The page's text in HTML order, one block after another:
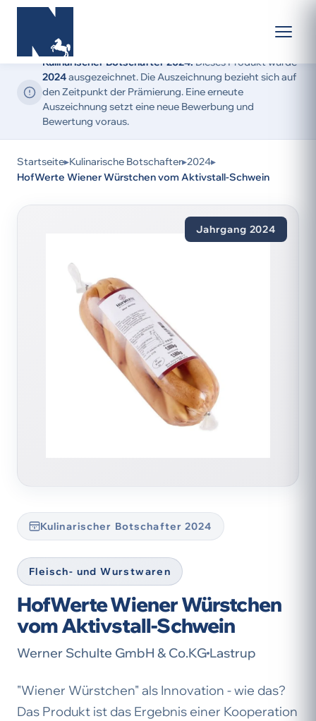
Kulinarischer Botschafter 2024:Dieses Produkt wurde
2024ausgezeichnet. Die Auszeichnung bezieht sich auf
den Zeitpunkt der Prämierung. Eine erneute
Auszeichnung setzt eine neue Bewerbung und
Bewertung voraus.
Startseite▸Kulinarische Botschafter▸2024▸
HofWerte Wiener Würstchen vom Aktivstall-Schwein
Jahrgang 2024
Kulinarischer Botschafter 2024
Fleisch- und Wurstwaren
HofWerte Wiener Würstchen
vom Aktivstall-Schwein
Werner Schulte GmbH & Co.KG Lastrup
"Wiener Würstchen" als Innovation - wie das?
Das Produkt ist das Ergebnis einer Kooperation